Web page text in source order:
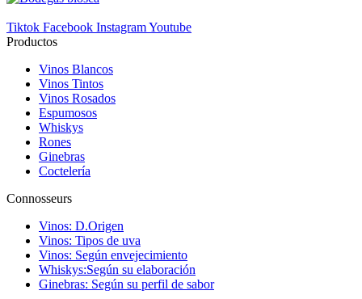
En Oferta
View products2
Tiktok Facebook InstagramYoutube
Productos
Vinos Blancos
Vinos Tintos
Vinos Rosados
Espumosos
Whiskys
Rones
Ginebras
Coctelería
Connosseurs
Vinos: D.Origen
Vinos: Tipos de uva
Vinos: Según envejecimiento
Whiskys:Según su elaboración
Ginebras: Según su perfil de sabor